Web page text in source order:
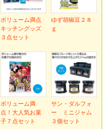
ボリューム満点
キッチングッズ
３点セット
ゆず胡椒豆２８
ｇ
ボリューム満
点！大人気お菓
子７点セット
サン・ダルフォ
ー ミニジャム
３個セット